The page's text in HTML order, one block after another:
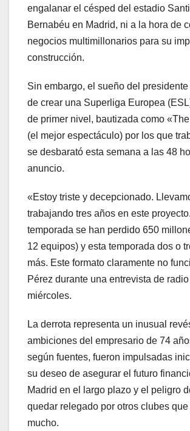
engalanar el césped del estadio
Bernabéu en Madrid, ni a la hora de
negocios multimillonarios para su
construcción.
Sin embargo, el sueño del presidente
de crear una Superliga Europea
de primer nivel, bautizada como
(el mejor espectáculo) por los que
se desbarató esta semana a las 48
anuncio.
«Estoy triste y decepcionado.
trabajando tres años en este
temporada se han perdido 650
12 equipos) y esta temporada dos o
más. Este formato claramente no
Pérez durante una entrevista de radio
miércoles.
La derrota representa un inusual
ambiciones del empresario de 74
según fuentes, fueron impulsadas
su deseo de asegurar el futuro
Madrid en el largo plazo y el peligro
quedar relegado por otros clubes que
mucho.